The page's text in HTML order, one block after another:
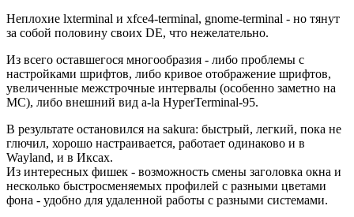
Неплохие lxterminal и xfce4-terminal, gnome-terminal - но тянут
за собой половину своих DE, что нежелательно.
Из всего оставшегося многообразия - либо проблемы с
настройками шрифтов, либо кривое отображение шрифтов,
увеличенные межстрочные интервалы (особенно заметно на
MC), либо внешний вид a-la HyperTerminal-95.
В результате остановился на sakura: быстрый, легкий, пока не
глючил, хорошо настраивается, работает одинаково и в
Wayland, и в Иксах.
Из интересных фишек - возможность смены заголовка окна и
несколько быстросменяемых профилей с разными цветами
фона - удобно для удаленной работы с разными системами.